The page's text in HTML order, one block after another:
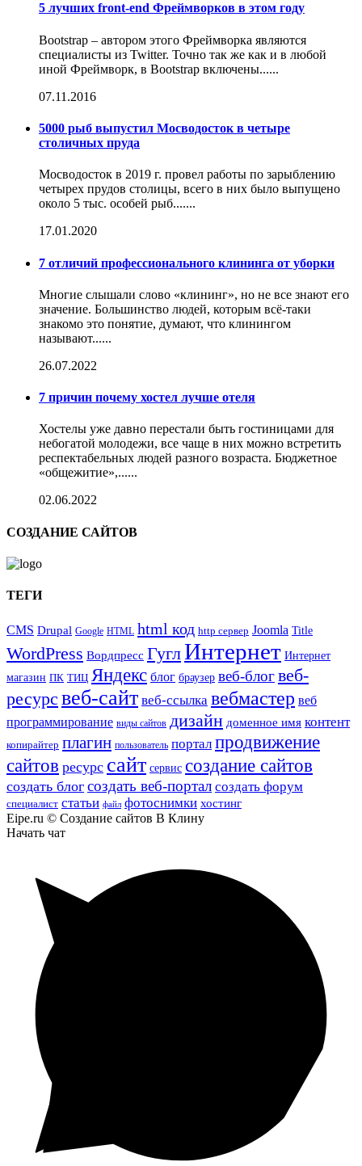
5 лучших front-end Фреймворков в этом году
Bootstrap – автором этого Фреймворка являются
специалисты из Twitter. Точно так же как и в любой
иной Фреймворк, в Bootstrap включены......
07.11.2016
5000 рыб выпустил Мосводосток в четыре
столичных пруда
Мосводосток в 2019 г. провел работы по зарыблению
четырех прудов столицы, всего в них было выпущено
около 5 тыс. особей рыб.......
17.01.2020
7 отличий профессионального клининга от уборки
Многие слышали слово «клининг», но не все знают его
значение. Большинство людей, которым всё-таки
знакомо это понятие, думают, что клинингом
называют......
26.07.2022
7 причин почему хостел лучше отеля
Хостелы уже давно перестали быть гостиницами для
небогатой молодежи, все чаще в них можно встретить
респектабельных людей разного возраста. Бюджетное
«общежитие»,......
02.06.2022
СОЗДАНИЕ САЙТОВ
ТЕГИ
CMS Drupal Google HTML html код http сервер Joomla Title
WordPress Вордпресс ГуглИнтернет Интернет
магазин ПК ТИЦ Яндекс блог браузер веб-блогвеб-
ресурс веб-сайт веб-ссылка вебмастер веб
программирование виды сайтов дизайн доменное имя контент
копирайтер плагин пользователь портал продвижение
сайтов ресурс сайт сервис создание сайтов
создать блог создать веб-портал создать форум
специалист статьи файл фотоснимки хостинг
Eipe.ru © Создание сайтов В Клину
Начать чат